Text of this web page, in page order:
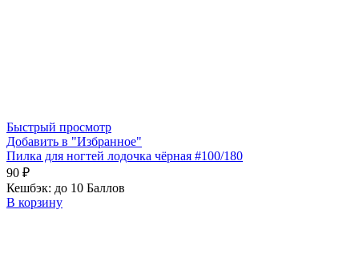
Быстрый просмотр
Добавить в "Избранное"
Пилка для ногтей лодочка чёрная #100/180
90 ₽
Кешбэк: до 10 Баллов
В корзину